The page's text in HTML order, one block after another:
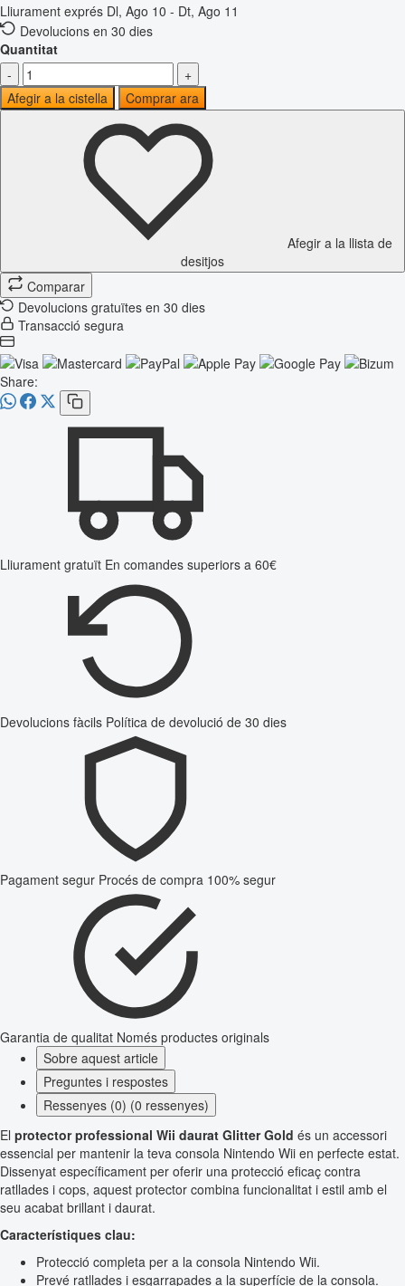
Lliurament exprés Dl, Ago 10 - Dt, Ago 11
Devolucions en 30 dies
Quantitat
-
+
Afegir a la cistella
Comprar ara
Afegir a la llista de
desitjos
Comparar
Devolucions gratuïtes en 30 dies
Transacció segura
Share:
Lliurament gratuït En comandes superiors a 60€
Devolucions fàcils Política de devolució de 30 dies
Pagament segur Procés de compra 100% segur
Garantia de qualitat Només productes originals
Sobre aquest article
Preguntes i respostes
Ressenyes (0) (0 ressenyes)
El protector professional Wii daurat Glitter Gold és un accessori
essencial per mantenir la teva consola Nintendo Wii en perfecte estat.
Dissenyat específicament per oferir una protecció eficaç contra
ratllades i cops, aquest protector combina funcionalitat i estil amb el
seu acabat brillant i daurat.
Característiques clau:
Protecció completa per a la consola Nintendo Wii.
Prevé ratllades i esgarrapades a la superfície de la consola.